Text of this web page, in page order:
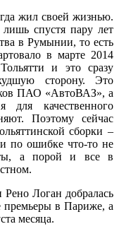
жил своей жизнью.
спустя пару лет
в Румынии, то есть
в марте 2014
и это сразу
сторону. Это
ПАО «АвтоВАЗ», а
для качественного
Поэтому сейчас
сборки –
и по ошибке что-то не
а порой и все в
Логан добралась
премьеры в Париже, а
месяца.